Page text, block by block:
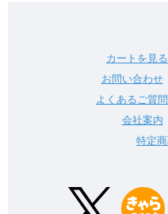
カートを見る
お問い合わせ
よくあるご質問
会社案内
特定